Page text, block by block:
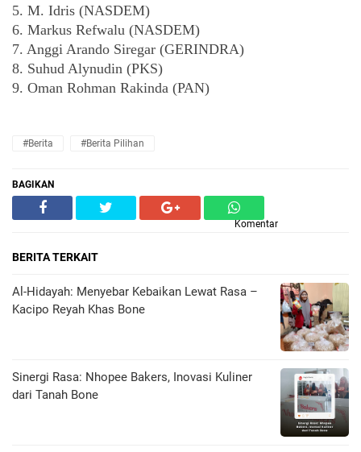
5. M. Idris (NASDEM)
6. Markus Refwalu (NASDEM)
7. Anggi Arando Siregar (GERINDRA)
8. Suhud Alynudin (PKS)
9. Oman Rohman Rakinda (PAN)
#Berita #Berita Pilihan
BAGIKAN
Komentar
BERITA TERKAIT
Al-Hidayah: Menyebar Kebaikan Lewat Rasa –
Kacipo Reyah Khas Bone
Sinergi Rasa: Nhopee Bakers, Inovasi Kuliner
dari Tanah Bone